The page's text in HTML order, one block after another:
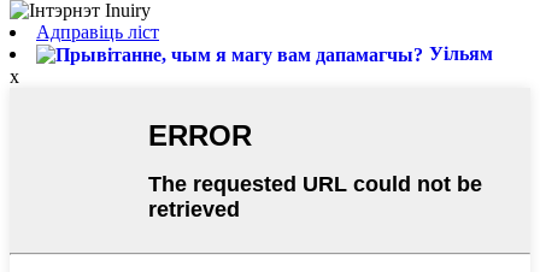
Адправіць ліст
Уільям
x